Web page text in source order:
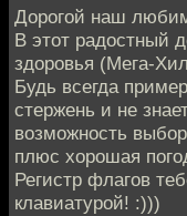
Дорогой наш
В этот радостный
здоровья (Мега-
Будь всегда
стержень и не
возможность
плюс хорошая
Регистр флагов
клавиатурой! :)))